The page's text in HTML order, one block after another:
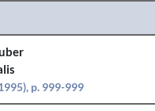
p. 999-999